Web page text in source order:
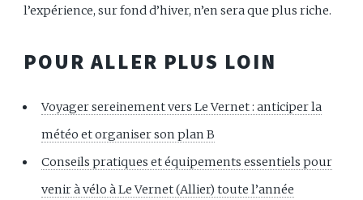
l’expérience, sur fond d’hiver, n’en sera que plus riche.
POUR ALLER PLUS LOIN
Voyager sereinement vers Le Vernet : anticiper la
météo et organiser son plan B
Conseils pratiques et équipements essentiels pour
venir à vélo à Le Vernet (Allier) toute l’année